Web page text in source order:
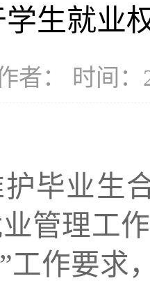
学生就业
者： 时间：
毕业生
管理工
工作要求